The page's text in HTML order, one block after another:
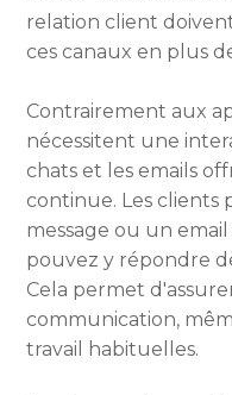
relation client
ces canaux en plus
Contrairement aux
nécessitent une
chats et les emails
continue. Les
message ou un
pouvez y répondre
Cela permet
communication,
travail habituelles.